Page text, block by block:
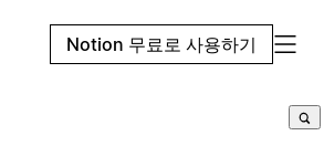
Notion 무료로 사용하기